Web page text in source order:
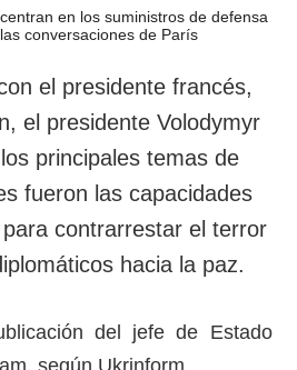
el presidente francés,
el presidente Volodymyr
principales temas de
fueron las capacidades
contrarrestar el terror
hacia la paz.
del jefe de Estado
según Ukrinform.